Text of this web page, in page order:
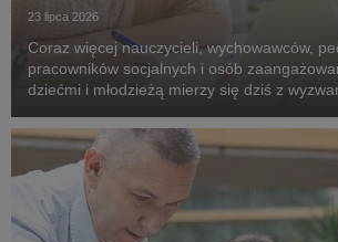
23 lipca 2026
Coraz więcej nauczycieli, wychowawców,
pracowników socjalnych i osób
dziećmi i młodzieżą mierzy się dziś z
Rosnąca liczba kryzysów emocjonalnych